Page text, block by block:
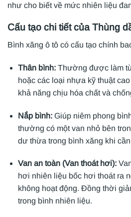
như cho biết về mức nhiên liệu
Cấu tạo chi tiết của Thùng
Bình xăng ô tô có cấu tạo chính
Thân bình: Thường được làm
hoặc các loại nhựa kỹ thuật
khả năng chịu hóa chất và
Nắp bình: Giúp niêm phong
thường có một van nhỏ bên
dư thừa trong bình xăng khi
Van an toàn (Van thoát hơi):
hơi nhiên liệu bốc hơi thoát ra
không hoạt động. Đồng thời
trong bình nhiên liệu.